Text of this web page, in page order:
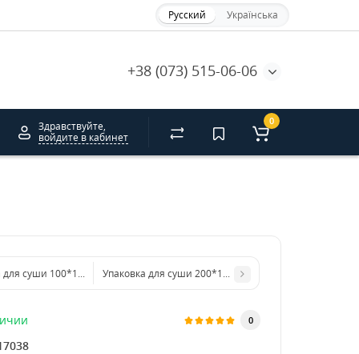
Русский Українська
+38 (073) 515-06-06
Здравствуйте,
войдите в кабинет
0
для суши 100*100*50 КРАФТ. HRCУпаковка для суши 200*150*50 мм БЕЛАЯ. HRC
0